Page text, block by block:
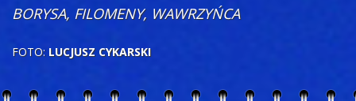
BORYSA, FILOMENY, WAWRZYŃCA
FOTO: LUCJUSZ CYKARSKI